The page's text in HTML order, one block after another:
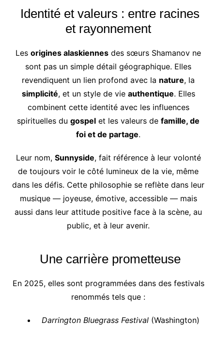
Identité et valeurs : entre racines
et rayonnement
Lesorigines alaskiennes des sœurs Shamanov ne
sont pas un simple détail géographique. Elles
revendiquent un lien profond avec la nature, la
simplicité, et un style de vie authentique. Elles
combinent cette identité avec les influences
spirituelles dugospel et les valeurs defamille, de
foi et de partage.
Leur nom, Sunnyside, fait référence à leur volonté
de toujours voir le côté lumineux de la vie, même
dans les défis. Cette philosophie se reflète dans leur
musique — joyeuse, émotive, accessible — mais
aussi dans leur attitude positive face à la scène, au
public, et à leur avenir.
Une carrière prometteuse
En 2025, elles sont programmées dans des festivals
renommés tels que :
Darrington Bluegrass Festival(Washington)